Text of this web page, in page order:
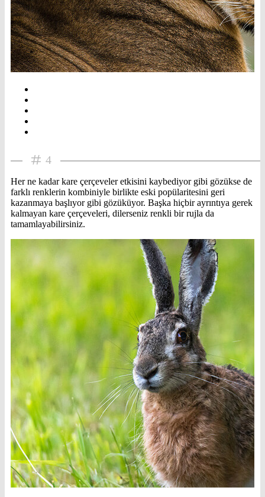
4
Her ne kadar kare çerçeveler etkisini kaybediyor gibi gözükse de
farklı renklerin kombiniyle birlikte eski popülaritesini geri
kazanmaya başlıyor gibi gözüküyor. Başka hiçbir ayrıntıya gerek
kalmayan kare çerçeveleri, dilerseniz renkli bir rujla da
tamamlayabilirsiniz.